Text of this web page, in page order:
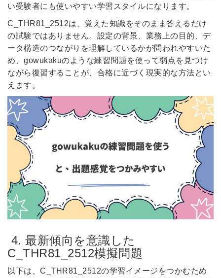
い受験者にも使いやすい学習スタイルになります。
C_THR81_2512は、覚えた知識をそのまま答えるだけ
の試験ではありません。設定の背景、業務上の目的、デ
ータ構造のつながりを理解しているかが問われやすいた
め、gowukakuのような練習問題を使って弱点を見つけ
ながら復習することが、合格に近づく現実的な方法とい
えます。
4. 最新傾向を意識した
C_THR81_2512模擬問題
以下は、C_THR81_2512の学習イメージをつかむため